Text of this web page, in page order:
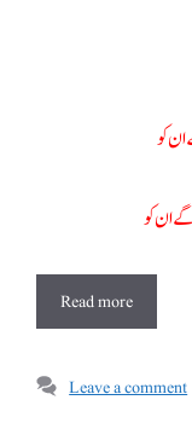
کو
ان کو
Read more
Leave a comment